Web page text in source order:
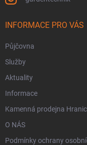
INFORMACE PRO VÁS
Půjčovna
Služby
Aktuality
Informace
Kamenná prodejna
O NÁS
Podmínky ochrany